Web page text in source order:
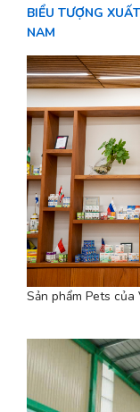
BIỂU TƯỢNG
NAM
Sản phẩm Pets